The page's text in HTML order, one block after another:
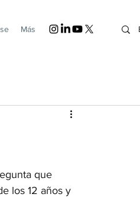
Más
que
los 12 años y